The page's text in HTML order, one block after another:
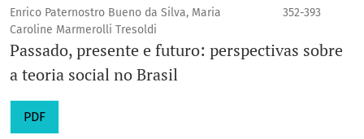
Enrico Paternostro Bueno da Silva, Maria
Caroline Marmerolli Tresoldi
352-393
Passado, presente e futuro: perspectivas sobre
a teoria social no Brasil
PDF